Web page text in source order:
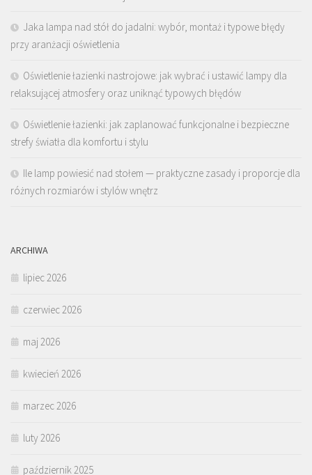
Jaka lampa nad stół do jadalni: wybór, montaż i typowe błędy
przy aranżacji oświetlenia
Oświetlenie łazienki nastrojowe: jak wybrać i ustawić lampy dla
relaksującej atmosfery oraz uniknąć typowych błędów
Oświetlenie łazienki: jak zaplanować funkcjonalne i bezpieczne
strefy światła dla komfortu i stylu
Ile lamp powiesić nad stołem — praktyczne zasady i proporcje dla
różnych rozmiarów i stylów wnętrz
ARCHIWA
lipiec 2026
czerwiec 2026
maj 2026
kwiecień 2026
marzec 2026
luty 2026
październik 2025